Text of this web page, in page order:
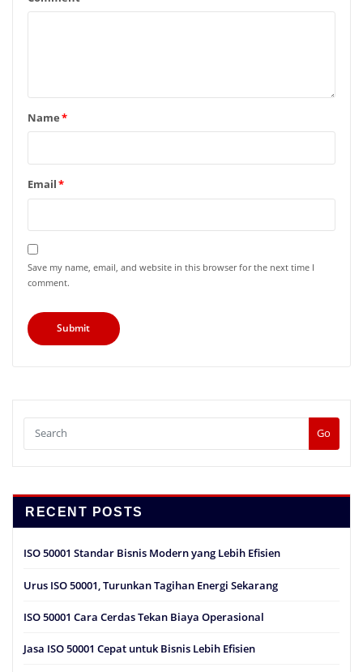
Name*
Email*
Save my name, email, and website in this browser for the next time I
comment.
Go
RECENT POSTS
ISO 50001 Standar Bisnis Modern yang Lebih Efisien
Urus ISO 50001, Turunkan Tagihan Energi Sekarang
ISO 50001 Cara Cerdas Tekan Biaya Operasional
Jasa ISO 50001 Cepat untuk Bisnis Lebih Efisien